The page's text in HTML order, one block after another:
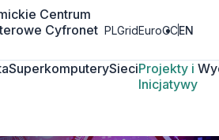
Centrum
Cyfronet PLGridEuroCCEN
SuperkomputerySieciProjekty i
Inicjatywy